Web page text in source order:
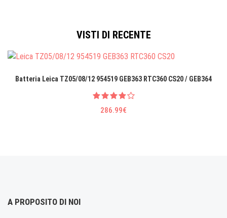
VISTI DI RECENTE
Batteria Leica TZ05/08/12 954519 GEB363 RTC360 CS20 / GEB364
286.99€
A PROPOSITO DI NOI